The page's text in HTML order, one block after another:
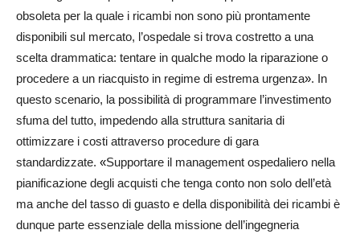
obsoleta per la quale i ricambi non sono più prontamente
disponibili sul mercato, l’ospedale si trova costretto a una
scelta drammatica: tentare in qualche modo la riparazione o
procedere a un riacquisto in regime di estrema urgenza». In
questo scenario, la possibilità di programmare l’investimento
sfuma del tutto, impedendo alla struttura sanitaria di
ottimizzare i costi attraverso procedure di gara
standardizzate. «Supportare il management ospedaliero nella
pianificazione degli acquisti che tenga conto non solo dell’età
ma anche del tasso di guasto e della disponibilità dei ricambi è
dunque parte essenziale della missione dell’ingegneria